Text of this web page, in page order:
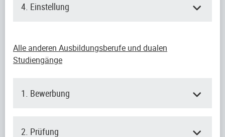
4. Einstellung
Alle anderen Ausbildungsberufe und dualen
Studiengänge
1. Bewerbung
2. Prüfung